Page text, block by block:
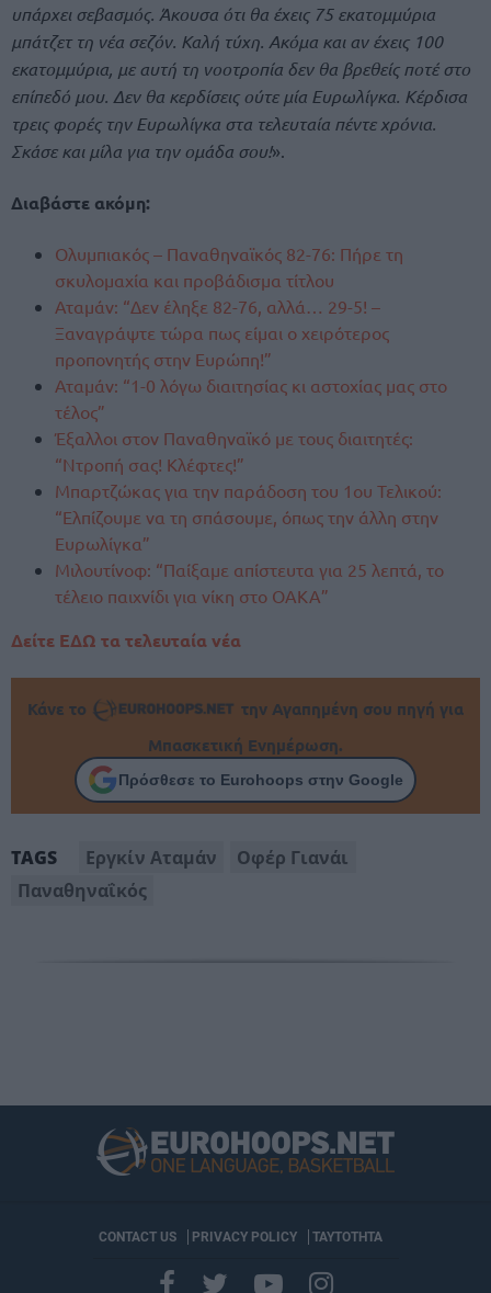
υπάρχει σεβασμός. Άκουσα ότι θα έχεις 75 εκατομμύρια
μπάτζετ τη νέα σεζόν. Καλή τύχη. Ακόμα και αν έχεις 100
εκατομμύρια, με αυτή τη νοοτροπία δεν θα βρεθείς ποτέ στο
επίπεδό μου. Δεν θα κερδίσεις ούτε μία Ευρωλίγκα. Κέρδισα
τρεις φορές την Ευρωλίγκα στα τελευταία πέντε χρόνια.
Σκάσε και μίλα για την ομάδα σου!».
Διαβάστε ακόμη:
Ολυμπιακός – Παναθηναϊκός 82-76: Πήρε τη
σκυλομαχία και προβάδισμα τίτλου
Αταμάν: “Δεν έληξε 82-76, αλλά… 29-5! –
Ξαναγράψτε τώρα πως είμαι ο χειρότερος
προπονητής στην Ευρώπη!”
Αταμάν: “1-0 λόγω διαιτησίας κι αστοχίας μας στο
τέλος”
Έξαλλοι στον Παναθηναϊκό με τους διαιτητές:
“Ντροπή σας! Κλέφτες!”
Μπαρτζώκας για την παράδοση του 1ου Τελικού:
“Ελπίζουμε να τη σπάσουμε, όπως την άλλη στην
Ευρωλίγκα”
Μιλουτίνοφ: “Παίξαμε απίστευτα για 25 λεπτά, το
τέλειο παιχνίδι για νίκη στο ΟΑΚΑ”
Δείτε ΕΔΩ τα τελευταία νέα
Κάνε το
την Αγαπημένη σου πηγή για
Μπασκετική Ενημέρωση.
Πρόσθεσε το Eurohoops στην Google
TAGS Εργκίν Αταμάν
Οφέρ Γιανάι
Παναθηναΐκός
CONTACT US PRIVACY POLICY ΤΑΥΤΟΤΗΤΑ